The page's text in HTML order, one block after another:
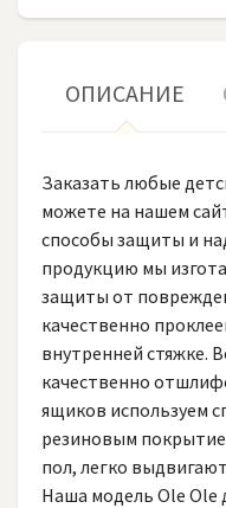
ОПИСАНИЕ
Заказать любые
можете на нашем
способы защиты и
продукцию мы
защиты от
качественно
внутренней стяжке.
качественно
ящиков используем
резиновым
пол, легко
Наша модель Ole Ole